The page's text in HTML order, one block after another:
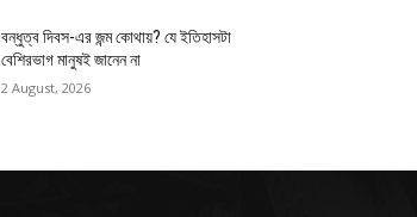
বন্ধুত্ব দিবস-এর জন্ম কোথায়? যে ইতিহাসটা
বেশিরভাগ মানুষই জানেন না
2 August, 2026